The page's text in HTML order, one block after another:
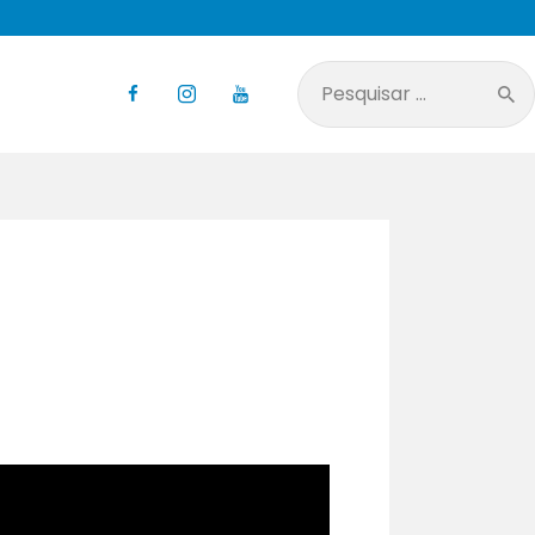
Pesquisar
por: